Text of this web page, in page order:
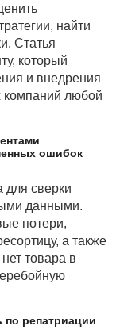
найти
Статья
который
и внедрения
компаний любой
ошибок
для сверки
данными.
потери,
а также
товара в
по репатриации